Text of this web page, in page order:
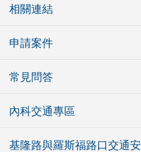
相關連結
申請案件
常見問答
內科交通專區
基隆路與羅斯福路口交通安